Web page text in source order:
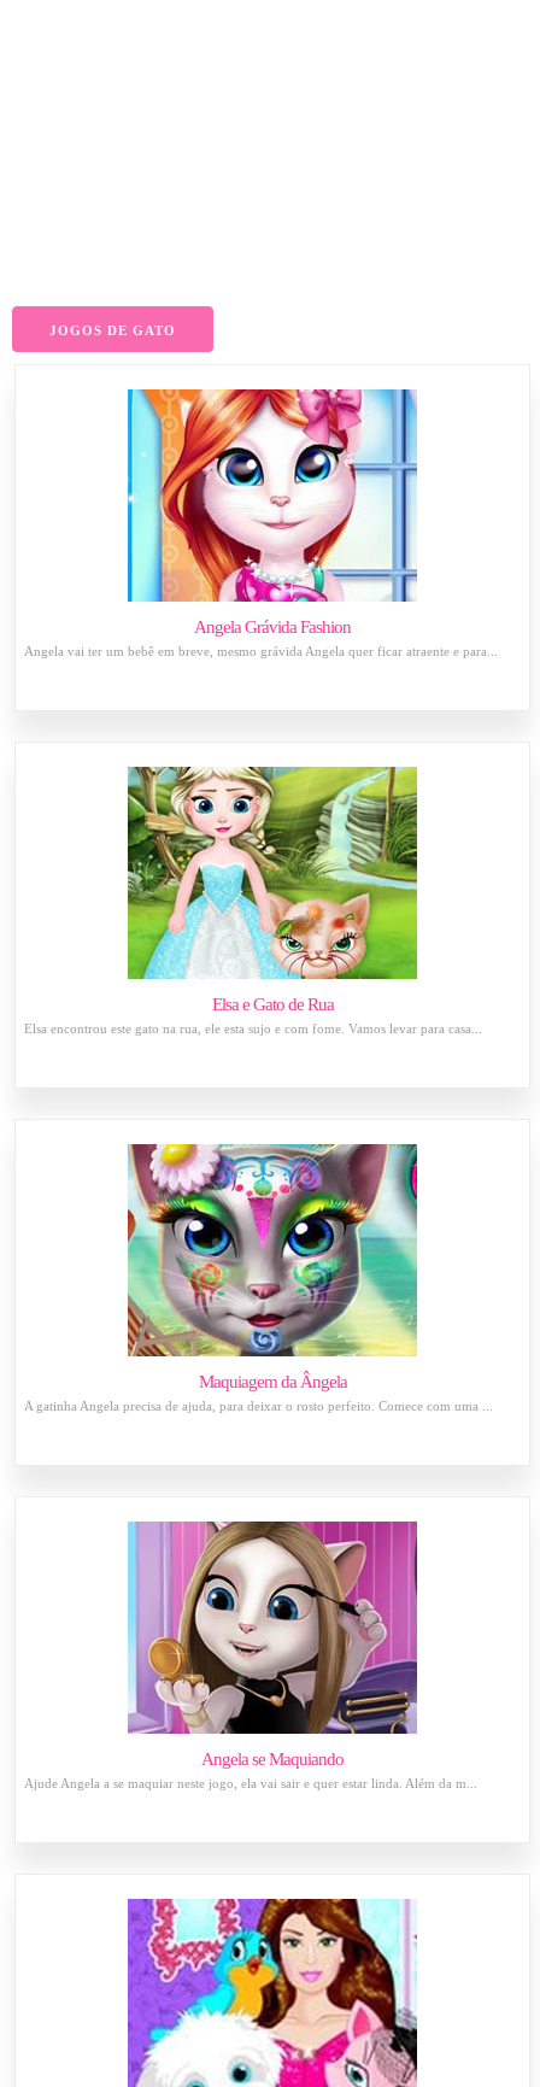
JOGOS DE GATO
Angela Grávida Fashion
Angela vai ter um bebê em breve, mesmo grávida Angela quer ficar atraente e para...
Elsa e Gato de Rua
Elsa encontrou este gato na rua, ele esta sujo e com fome. Vamos levar para casa...
Maquiagem da Ângela
A gatinha Angela precisa de ajuda, para deixar o rosto perfeito. Comece com uma ...
Angela se Maquiando
Ajude Angela a se maquiar neste jogo, ela vai sair e quer estar linda. Além da m...